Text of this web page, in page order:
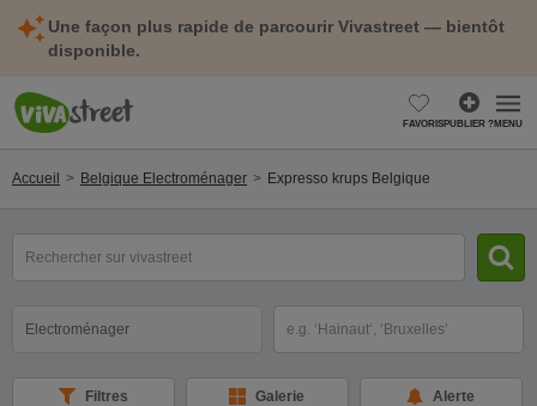
Une façon plus rapide de parcourir Vivastreet — bientôt
disponible.
FAVORISPUBLIER ?MENU
Accueil Belgique Electroménager Expresso krups Belgique
clé(s)
Filtres Galerie Alerte